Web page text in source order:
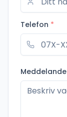
Telefon *
Meddelande